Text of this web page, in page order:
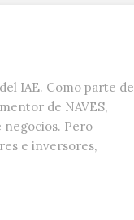
IAE. Como parte de
de NAVES,
negocios. Pero
e inversores,